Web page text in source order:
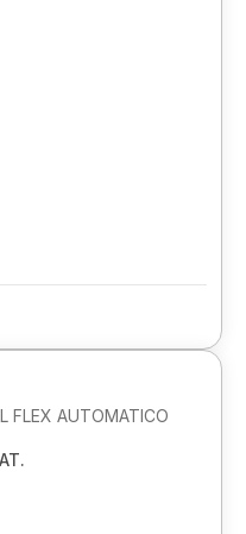
FLEX AUTOMATICO